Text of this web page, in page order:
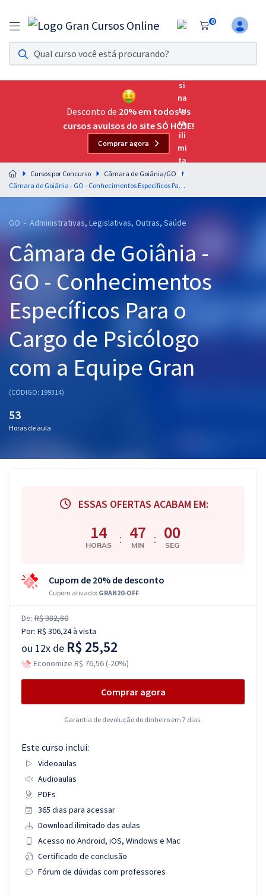
0
Assinatura Ilimitada 11
Acesso a todos os cursos. Teste grátis por 7 dias!
Assinatura OAB Até Passar
Acesso ilimitado a toda preparação para o Exame da
Residências Multiprofissionais
Preparação completa e intensiva para as principais
residências em saúde do Brasil
Cursos 20% OFF
Pós
Graduação
OAB
Questões grátis
Conteúdo gratuito
Aprovados
Desconto de 20% em todos os
cursos avulsos do site SÓ HOJE!
Comprar agora
Cursos por Concurso
Câmara de Goiânia/GO
Câmara de Goiânia - GO - Conhecimentos Específicos Para o Cargo de Psicólogo com a Equipe Gran
GO - Administrativas, Legislativas, Outras, Saúde
Câmara de Goiânia -
GO - Conhecimentos
Específicos Para o
Cargo de Psicólogo
com a Equipe Gran
(CÓDIGO: 199314)
53
Horas de aula
ESSAS OFERTAS ACABAM EM:
14
HORAS : 47
MIN : 00
SEG
Cupom de 20% de desconto
Cupom ativado: GRAN20-OFF
De: R$ 382,80
Por: R$ 306,24à vista
ou 12x de R$ 25,52
Economize R$ 76,56 (-20%)
Comprar agora
Garantia de devolução do dinheiro em 7 dias.
Este curso inclui:
Videoaulas
Audioaulas
PDFs
365 dias para acessar
Download ilimitado das aulas
Acesso no Android, iOS, Windows e Mac
Certificado de conclusão
Fórum de dúvidas com professores